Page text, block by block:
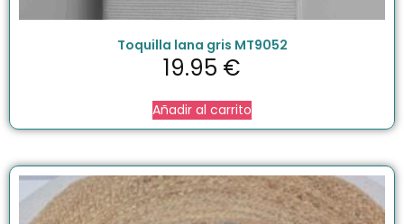
Toquilla lana gris MT9052
19.95 €
Añadir al carrito